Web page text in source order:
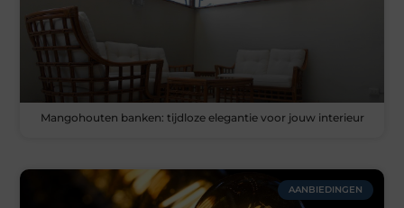
Mangohouten banken: tijdloze elegantie voor jouw interieur
AANBIEDINGEN